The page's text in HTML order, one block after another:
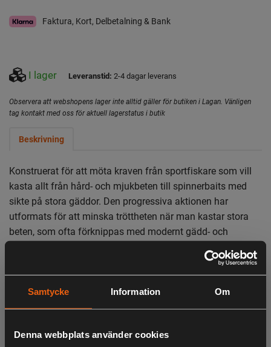
Samtycke Information Om
Denna webbplats använder cookies
Faktura, Kort, Delbetalning & Bank
I lager Leveranstid: 2-4 dagar leverans
Observera att webshopens lager inte alltid gäller för butiken i Lagan. Vänligen
tag kontakt med oss för aktuell lagerstatus i butik
Beskrivning
Konstruerat för att möta kraven från sportfiskare som vill
kasta allt från hård- och mjukbeten till spinnerbaits med
sikte på stora gäddor. Den progressiva aktionen har
utformats för att minska tröttheten när man kastar stora
beten, som ofta förknippas med modernt gädd- och
ditt bete, varje grässtrå och sten som det kommer i kontakt
med, som också ger dig maximal feedback och total
kontroll, oavsett förhållanden.
Klinga: 24/30 ton High Performance Carbon